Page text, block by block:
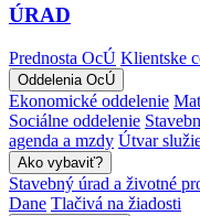
ÚRAD
Prednosta OcÚ Klientske
Oddelenia OcÚ
Ekonomické oddelenie
Sociálne oddelenie
agenda a mzdy Útvar
Ako vybaviť?
Stavebný úrad a životné
Dane Tlačivá na žiadosti